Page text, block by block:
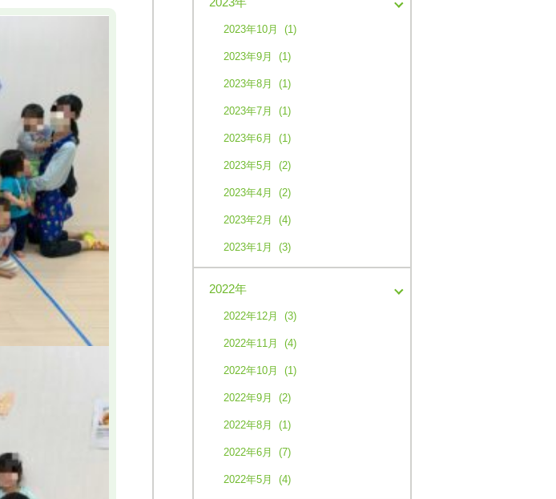
2023年10月 (1)
2023年9月 (1)
2023年8月 (1)
2023年7月 (1)
2023年6月 (1)
2023年5月 (2)
2023年4月 (2)
2023年2月 (4)
2023年1月 (3)
2022年
2022年12月 (3)
2022年11月 (4)
2022年10月 (1)
2022年9月 (2)
2022年8月 (1)
2022年6月 (7)
2022年5月 (4)